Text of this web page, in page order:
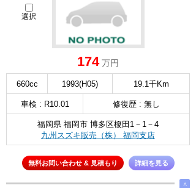
選択
174万円
660cc 1993(H05) 19.1千Km
車検 : R10.01 修復歴 : 無し
福岡県 福岡市 博多区榎田1－1－4
九州スズキ販売（株） 福岡支店
無料お問い合わせ & 見積もり 詳細を見る
∧